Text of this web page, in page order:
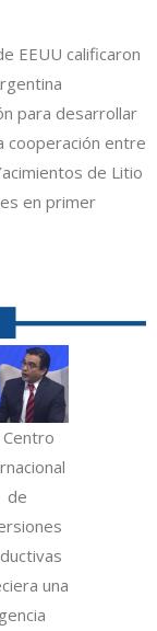
EEUU calificaron
para desarrollar
cooperación entre
de Litio
en primer
Centro
de
una